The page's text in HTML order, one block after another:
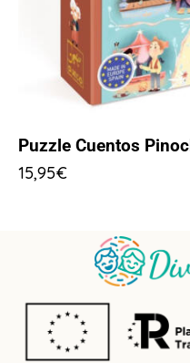
Puzzle Cuentos
15,95€